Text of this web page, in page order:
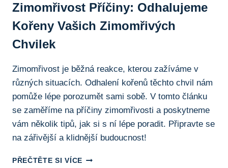
Zimomřivost Příčiny: Odhalujeme
Kořeny Vašich Zimomřivých
Chvilek
Zimomřivost je běžná reakce, kterou zažíváme v
různých situacích. Odhalení kořenů těchto chvil nám
pomůže lépe porozumět sami sobě. V tomto článku
se zaměříme na příčiny zimomřivosti a poskytneme
vám několik tipů, jak si s ní lépe poradit. Připravte se
na zářivější a klidnější budoucnost!
PŘEČTĚTE SI VÍCEZIMOMŘIVOST